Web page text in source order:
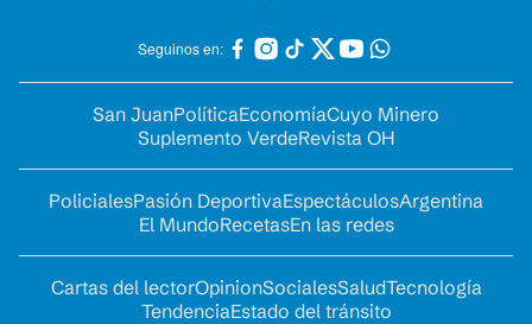
Seguinos en:
San JuanPolíticaEconomíaCuyo Minero
Suplemento VerdeRevista OH
PolicialesPasión DeportivaEspectáculosArgentina
El MundoRecetasEn las redes
Cartas del lectorOpinionSocialesSaludTecnología
TendenciaEstado del tránsito